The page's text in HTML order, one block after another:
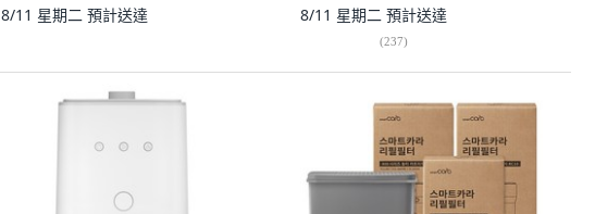
8/11 星期二 預計送達 8/11 星期二 預計送達
(237)